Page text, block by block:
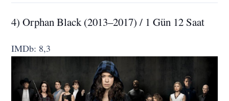
4) Orphan Black (2013–2017) / 1 Gün 12 Saat
IMDb: 8,3